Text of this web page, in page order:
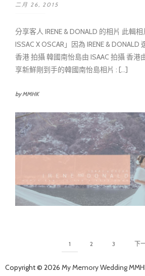
二月 26, 2015
分享客人 IRENE & DONALD 的相片 此輯
ISSAC X OSCAR」因為 IRENE &
香港 拍攝 韓國南怡島由 ISAAC 拍攝 香港
享新鮮剛到手的韓國南怡島相片 : [...]
by MMHK
1 2 3 下
Copyright © 2026 My Memory Wedding